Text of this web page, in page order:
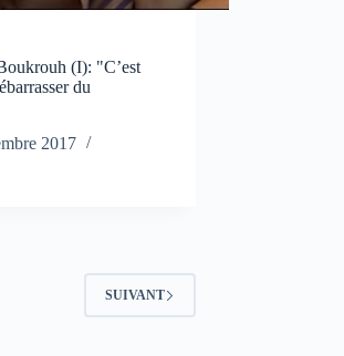
(I): "C’est
du
2017
SUIVANT